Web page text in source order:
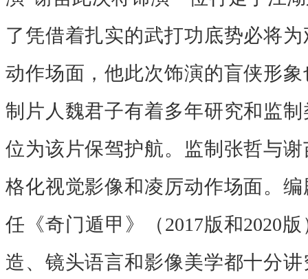
了凭借着扎实的武打功底势必将
动作场面，他此次饰演的盲侠形
制片人魏君子有着多年研究和监
位为该片保驾护航。监制张哲与
格化视觉影像和凌厉动作场面。编
任《奇门遁甲》（2017版和2020版
造、镜头语言和影像美学都十分